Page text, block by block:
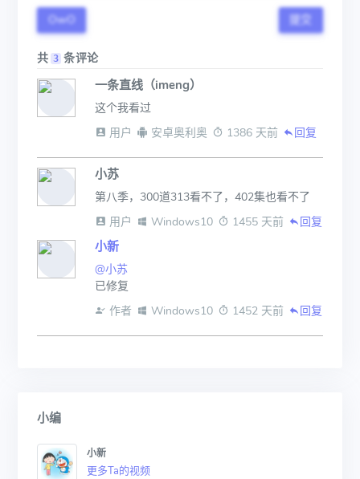
OwO
共 3 条评论
一条直线（imeng）
这个我看过
用户
安卓奥利奥 1386 天前 回复
小苏
第八季，300道313看不了，402集也看不了
用户
Windows10 1455 天前 回复
小新
@小苏
已修复
作者
Windows10 1452 天前 回复
小编
小新
更多Ta的视频